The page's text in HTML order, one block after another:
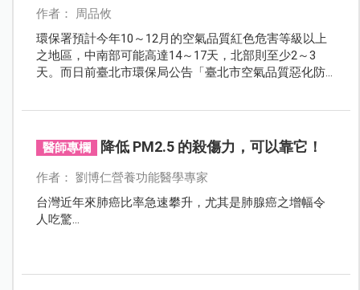
作者： 周品攸
環保署預計今年10～12月的空氣品質紅色危害等級以上
之地區，中南部可能高達14～17天，北部則至少2～3
天。而日前臺北市環保局公告「臺北市空氣品質惡化防
化程度，為市民健康把關。
醫師專欄 降低 PM2.5 的殺傷力，可以靠它！
作者： 劉博仁營養功能醫學專家
台灣近年來肺癌比率急速攀升，尤其是肺腺癌之增幅令
人吃驚...